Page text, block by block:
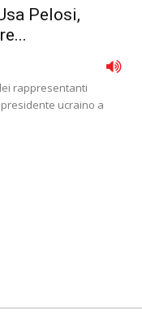
Pelosi,
rappresentanti
presidente ucraino a